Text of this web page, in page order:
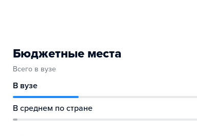
Бюджетные места
Всего в вузе
В вузе
В среднем по стране